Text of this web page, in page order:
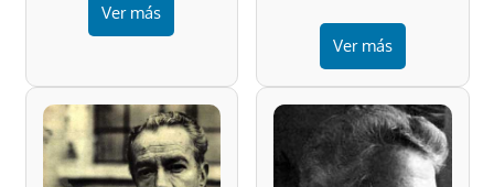
Ver más
Ver más